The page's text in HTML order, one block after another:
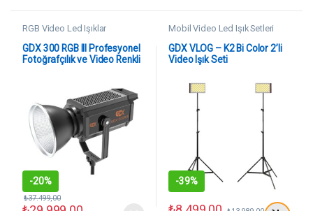
RGB Video Led Işıklar
GDX 300 RGB III Profesyonel
Fotoğrafçılık ve Video Renkli
-20%
₺37.499,00
Mobil Video Led Işık Setleri
GDX VLOG – K2 Bi Color 2’li
Video Işık Seti
-39%